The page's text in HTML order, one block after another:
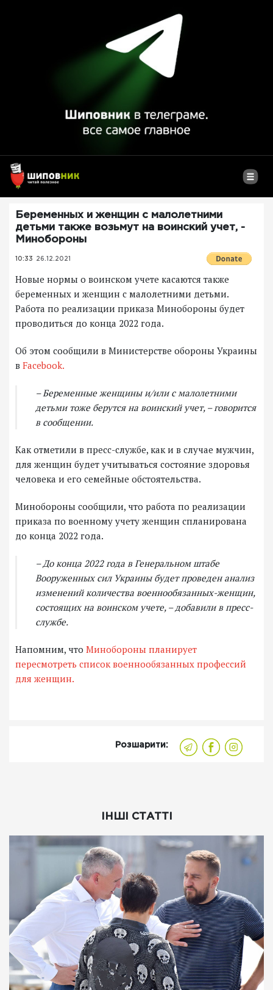
Беременных и женщин с малолетними
детьми также возьмут на воинский учет, -
Минобороны
10:33 26.12.2021
Новые нормы о воинском учете касаются также
беременных и женщин с малолетними детьми.
Работа по реализации приказа Минобороны будет
проводиться до конца 2022 года.
Об этом сообщили в Министерстве обороны Украины
в Facebook.
– Беременные женщины и/или с малолетними
детьми тоже берутся на воинский учет, – говорится
в сообщении.
Как отметили в пресс-службе, как и в случае мужчин,
для женщин будет учитываться состояние здоровья
человека и его семейные обстоятельства.
Минобороны сообщили, что работа по реализации
приказа по военному учету женщин спланирована
до конца 2022 года.
– До конца 2022 года в Генеральном штабе
Вооруженных сил Украины будет проведен анализ
изменений количества военнообязанных-женщин,
состоящих на воинском учете, – добавили в пресс-
службе.
Напомним, что Минобороны планирует
пересмотреть список военнообязанных профессий
для женщин.
Розшарити:
ІНШІ СТАТТІ